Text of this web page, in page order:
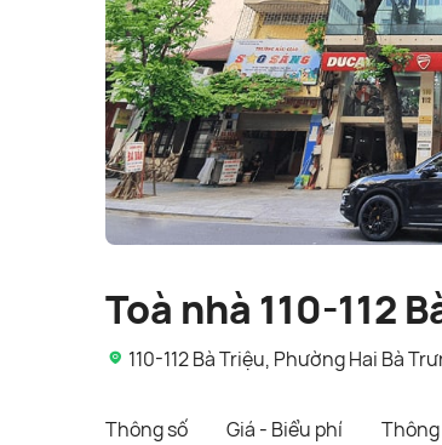
Toà nhà 110-112
110-112 Bà Triệu, Phường Hai Bà
Thông số Giá - Biểu phí